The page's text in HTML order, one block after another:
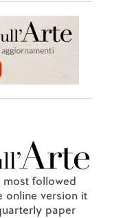
followed
online version it
paper